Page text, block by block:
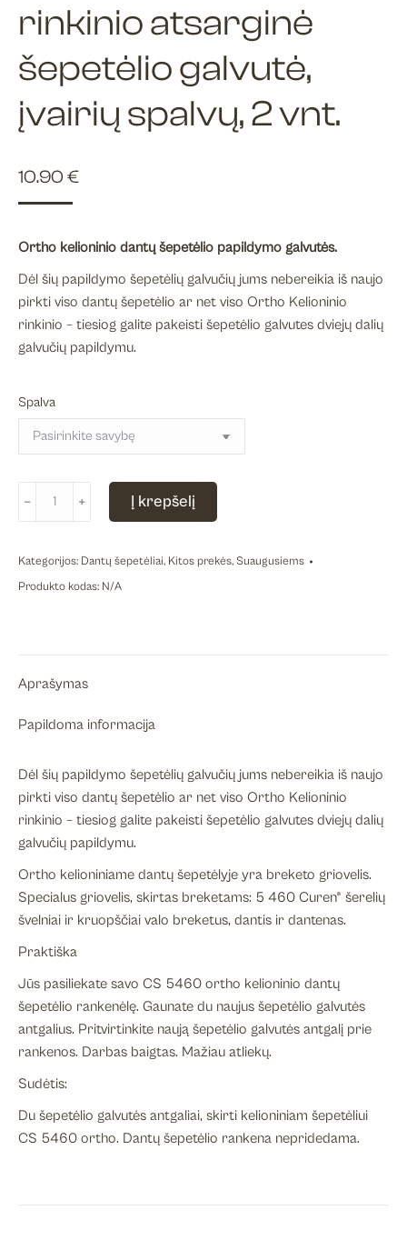
rinkinio atsarginė
šepetėlio galvutė,
įvairių spalvų, 2 vnt.
10.90 €
Ortho kelioninio dantų šepetėlio papildymo galvutės.
Dėl šių papildymo šepetėlių galvučių jums nebereikia iš naujo
pirkti viso dantų šepetėlio ar net viso Ortho Kelioninio
rinkinio – tiesiog galite pakeisti šepetėlio galvutes dviejų dalių
galvučių papildymu.
Spalva
kelioninio
rinkinio
spalvų,
2
﹣ ﹢ Į krepšelį
Kategorijos: Dantų šepetėliai, Kitos prekės, Suaugusiems
Produkto kodas: N/A
Aprašymas
Papildoma informacija
Dėl šių papildymo šepetėlių galvučių jums nebereikia iš naujo
pirkti viso dantų šepetėlio ar net viso Ortho Kelioninio
rinkinio – tiesiog galite pakeisti šepetėlio galvutes dviejų dalių
galvučių papildymu.
Ortho kelioniniame dantų šepetėlyje yra breketo griovelis.
Specialus griovelis, skirtas breketams: 5 460 Curen® šerelių
švelniai ir kruopščiai valo breketus, dantis ir dantenas.
Praktiška
Jūs pasiliekate savo CS 5460 ortho kelioninio dantų
šepetėlio rankenėlę. Gaunate du naujus šepetėlio galvutės
antgalius. Pritvirtinkite naują šepetėlio galvutės antgalį prie
rankenos. Darbas baigtas. Mažiau atliekų.
Sudėtis:
Du šepetėlio galvutės antgaliai, skirti kelioniniam šepetėliui
CS 5460 ortho. Dantų šepetėlio rankena nepridedama.